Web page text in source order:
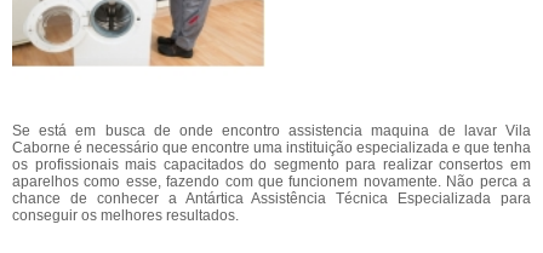
Se está em busca de onde encontro assistencia maquina de lavar Vila
Caborne é necessário que encontre uma instituição especializada e que tenha
os profissionais mais capacitados do segmento para realizar consertos em
aparelhos como esse, fazendo com que funcionem novamente. Não perca a
chance de conhecer a Antártica Assistência Técnica Especializada para
conseguir os melhores resultados.